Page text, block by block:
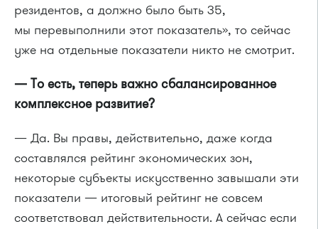
резидентов, а должно было быть 35,
мы перевыполнили этот показатель», то сейчас
уже на отдельные показатели никто не смотрит.
— То есть, теперь важно сбалансированное
комплексное развитие?
— Да. Вы правы, действительно, даже когда
составлялся рейтинг экономических зон,
некоторые субъекты искусственно завышали эти
показатели — итоговый рейтинг не совсем
соответствовал действительности. А сейчас если